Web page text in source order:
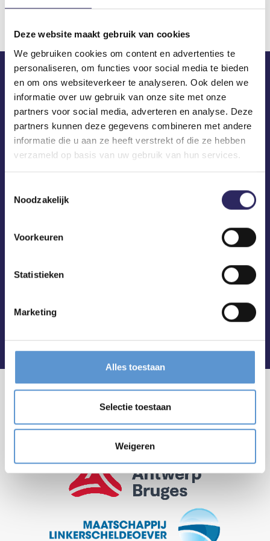
Deze website maakt gebruik van cookies
We gebruiken cookies om content en advertenties te
personaliseren, om functies voor social media te bieden
en om ons websiteverkeer te analyseren. Ook delen we
informatie over uw gebruik van onze site met onze
partners voor social media, adverteren en analyse. Deze
partners kunnen deze gegevens combineren met andere
informatie die u aan ze heeft verstrekt of die ze hebben
verzameld op basis van uw gebruik van hun services.
Noodzakelijk
Voorkeuren
Statistieken
Marketing
Alles toestaan
Selectie toestaan
Weigeren
ECA in je mailbox?